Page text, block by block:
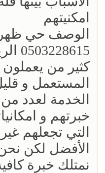
امكنيتهم
الوصف حي
0503228615 الرياض
كثير من
المستعمل و
الخدمة لعدد من
خبرتهم و
التي تجعلهم
الأفضل لكن
نمتلك خبرة